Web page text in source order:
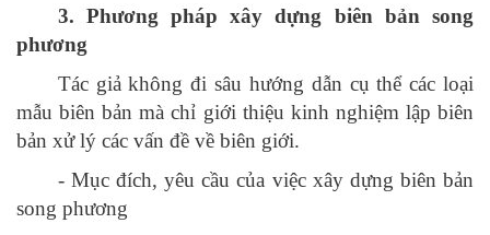
3. Phương pháp xây dựng biên bản song
phương
Tác giả không đi sâu hướng dẫn cụ thể các loại
mẫu biên bản mà chỉ giới thiệu kinh nghiệm lập biên
bản xử lý các vấn đề về biên giới.
- Mục đích, yêu cầu của việc xây dựng biên bản
song phương